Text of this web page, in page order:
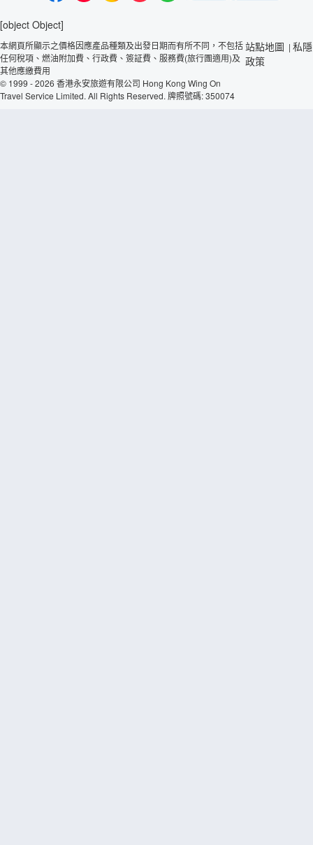
[object Object]
本網頁所顯示之價格因應產品種類及出發日期而有所不同，不包括
任何稅項、燃油附加費、行政費、簽証費、服務費(旅行團適用)及
其他應繳費用
© 1999 - 2026 香港永安旅遊有限公司 Hong Kong Wing On
Travel Service Limited. All Rights Reserved. 牌照號碼: 350074
站點地圖 | 私隱
政策